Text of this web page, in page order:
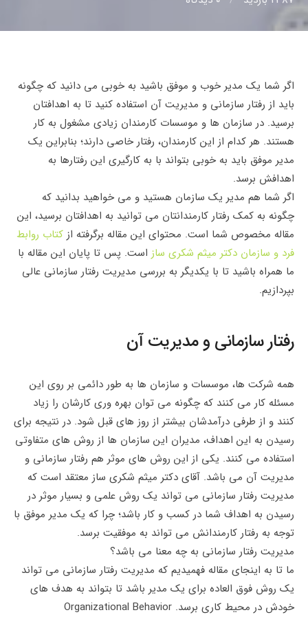
اگر شما یک مدیر خوب و موفق باشید به خوبی می دانید که چگونه
باید از رفتار سازمانی و مدیریت آن استفاده کنید تا به اهدافتان
برسید. در سازمان ها و موسسات کارمندان زیادی مشغول به کار
هستند. هر کدام از این کارمندان، رفتار خاصی دارند؛ بنابراین یک
مدیر موفق باید به خوبی بتواند با به کارگیری این رفتارها به
اهدافش برسد.
اگر شما هم مدیر یک سازمان هستید و می خواهید بدانید که
چگونه به کمک رفتار کارمندانتان می توانید به اهدافتان برسید، این
مقاله مخصوص شما است. محتوای این مقاله برگرفته از کتاب روابط
فرد و سازمان دکتر میثم شکری ساز است. پس تا پایان این مقاله با
ما همراه باشید تا با یکدیگر به بررسی مدیریت رفتار سازمانی عالی
بپردازیم.
رفتار سازمانی و مدیریت آن
همه شرکت ها، موسسات و سازمان ها به طور دائمی بر روی این
مسئله کار می کنند که چگونه می توان بهره وری کارشان را زیاد
کنند و از طرفی درآمدشان بیشتر از روز های قبل شود. در نتیجه برای
رسیدن به این اهداف، مدیران این سازمان ها از روش های متفاوتی
استفاده می کنند. یکی از این روش های موثر هم رفتار سازمانی و
مدیریت آن می باشد. آقای دکتر میثم شکری ساز معتقد است که
مدیریت رفتار سازمانی می تواند یک روش علمی و بسیار موثر در
رسیدن به اهداف شما در کسب و کار باشد؛ چرا که یک مدیر موفق با
توجه به رفتار کارمندانش می تواند به موفقیت برسد.
مدیریت رفتار سازمانی به چه معنا می باشد؟
ما تا به اینجای مقاله فهمیدیم که مدیریت رفتار سازمانی می تواند
یک روش فوق العاده برای یک مدیر باشد تا بتواند به هدف های
خودش در محیط کاری برسد. Organizational Behavior